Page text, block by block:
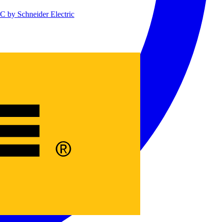
by Schneider Electric